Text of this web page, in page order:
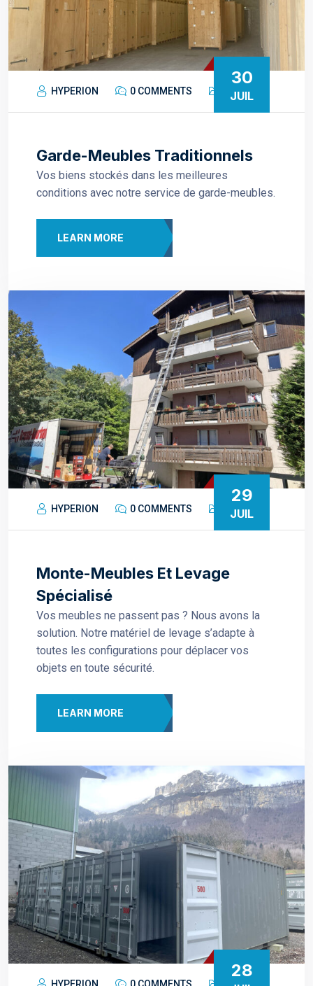
30
JUIL
HYPERION 0 COMMENTS
Garde-Meubles Traditionnels
Vos biens stockés dans les meilleures
conditions avec notre service de garde-meubles.
LEARN MORE
29
JUIL
HYPERION 0 COMMENTS
Monte-Meubles Et Levage
Spécialisé
Vos meubles ne passent pas ? Nous avons la
solution. Notre matériel de levage s’adapte à
toutes les configurations pour déplacer vos
objets en toute sécurité.
LEARN MORE
28
HYPERION 0 COMMENTS